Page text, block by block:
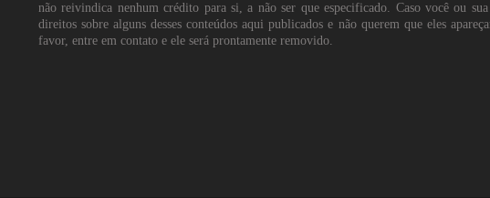
não reivindica nenhum crédito para si, a não ser que especificado. Caso você ou sua
direitos sobre alguns desses conteúdos aqui publicados e não querem que eles
favor, entre em contato e ele será prontamente removido.